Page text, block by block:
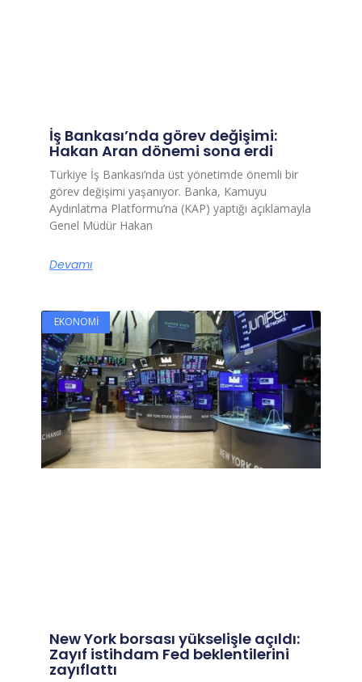
İş Bankası’nda görev değişimi:
Hakan Aran dönemi sona erdi
Türkiye İş Bankası’nda üst yönetimde önemli bir
görev değişimi yaşanıyor. Banka, Kamuyu
Aydınlatma Platformu’na (KAP) yaptığı açıklamayla
Genel Müdür Hakan
Devamı
EKONOMI
New York borsası yükselişle açıldı:
Zayıf istihdam Fed beklentilerini
zayıflattı